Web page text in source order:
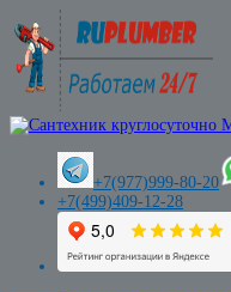
+7(977)999-80-20
+7(499)409-12-28